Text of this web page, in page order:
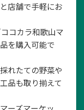
店舗で手軽にお
コカラ和歌山マ
を購入可能で
れたての野菜や
品も取り揃えて